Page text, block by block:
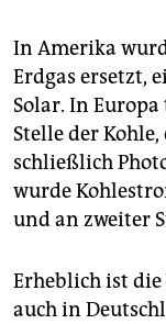
In Amerika
Erdgas ersetzt,
Solar. In
Stelle der
schließlich
wurde
und an zweiter
Erheblich ist
auch in